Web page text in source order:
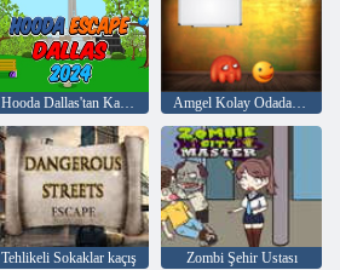
Hooda Dallas'tan Kaçış 2024 Amgel Kolay Odadan Kaçış 143
Tehlikeli Sokaklar kaçış Zombi Şehir Ustası